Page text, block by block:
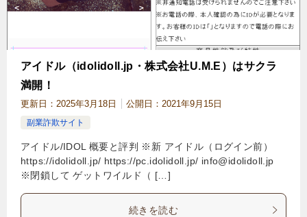
アイドル（idolidoll.jp・株式会社U.M.E）はサクラ
満開！
更新日： 2025年3月18日 公開日： 2021年9月15日
副業詐欺サイト
アイドル/IDOL 概要と評判 ※新 アイドル（ログイン前）
https://idolidoll.jp/ https://pc.idolidoll.jp/ info@idolidoll.jp
※閉鎖して ゲットワイルド（ […]
続きを読む